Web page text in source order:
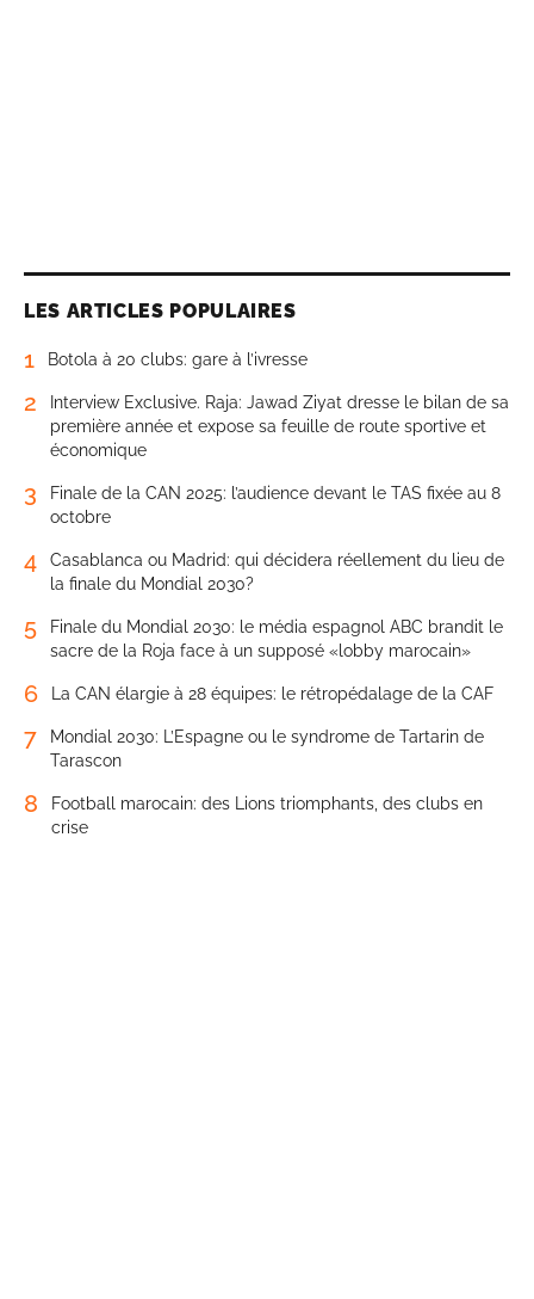
LES ARTICLES POPULAIRES
1 Botola à 20 clubs: gare à l’ivresse
2
Interview Exclusive. Raja: Jawad Ziyat dresse le bilan de sa
première année et expose sa feuille de route sportive et
économique
3
Finale de la CAN 2025: l’audience devant le TAS fixée au 8
octobre
4
Casablanca ou Madrid: qui décidera réellement du lieu de
la finale du Mondial 2030?
5
Finale du Mondial 2030: le média espagnol ABC brandit le
sacre de la Roja face à un supposé «lobby marocain»
6 La CAN élargie à 28 équipes: le rétropédalage de la CAF
7
Mondial 2030: L’Espagne ou le syndrome de Tartarin de
Tarascon
8
Football marocain: des Lions triomphants, des clubs en
crise